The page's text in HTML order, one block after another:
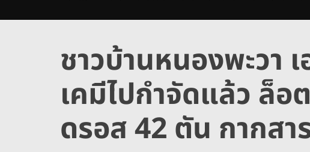
e
ชาวบ้านหนองพะวา
เคมีไปกำจัดแล้ว ล็อ
ดรอส 42 ตัน กากส